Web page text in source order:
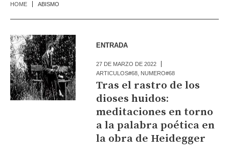
HOME ABISMO
ENTRADA
27 DE MARZO DE 2022
ARTICULOS#68 NUMERO#68
Tras el rastro de los
dioses huidos:
meditaciones en torno
a la palabra poética en
la obra de Heidegger